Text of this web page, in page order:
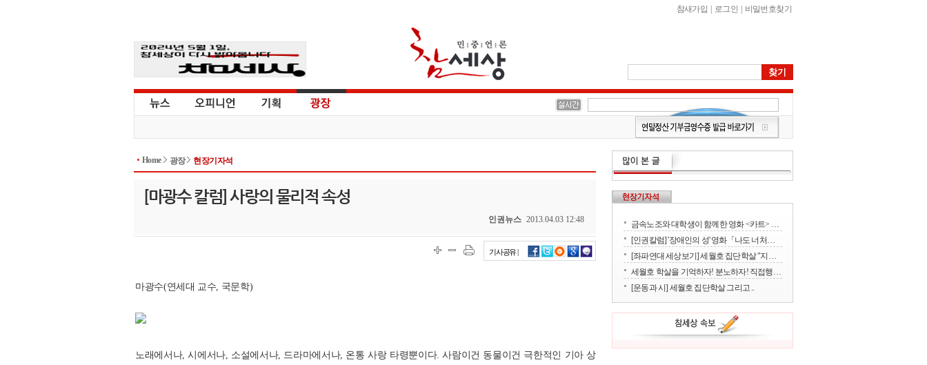
참새가입 로그인 비밀번호찾기
Home 광장 현장기자석
[마광수 칼럼] 사랑의 물리적 속성
인권뉴스 2013.04.03 12:48
기사공유 |
마광수(연세대 교수, 국문학)
노래에서나, 시에서나, 소설에서나, 드라마에서나, 온통 사랑 타령뿐이다. 사람이건 동물이건 극한적인 기아 상
금속노조와 대학생이 함께한 영화 <카트> 상영회
[인권칼럼] '장애인의 성' 영화「나도 너처럼」에서 배운다
[좌파연대 세상보기] 세월호 집단학살 "지금 뭐하세요?" - 류재운 그림
세월호 학살을 기억하자! 분노하자! 직접행동으로 세상을 바꾸자!
[운동과 시] 세월호 집단학살 그리고 ..